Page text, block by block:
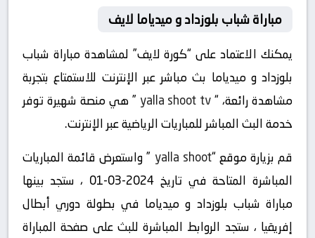
مباراة شباب بلوزداد و ميدياما لايف
يمكنك الاعتماد على “كورة لايف” لمشاهدة مباراة شباب
بلوزداد و ميدياما بث مباشر عبر الإنترنت للاستمتاع بتجربة
مشاهدة رائعة، “yalla shoot tv ” هي منصة شهيرة توفر
خدمة البث المباشر للمباريات الرياضية عبر الإنترنت.
قم بزيارة موقع “yalla shoot ” واستعرض قائمة المباريات
المباشرة المتاحة في تاريخ 2024-03-01 ، ستجد بينها
مباراة شباب بلوزداد و ميدياما في بطولة دوري أبطال
إفريقيا ، ستجد الروابط المباشرة للبث على صفحة المباراة